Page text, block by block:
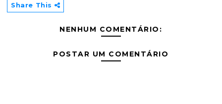
Share This
NENHUM COMENTÁRIO:
POSTAR UM COMENTÁRIO